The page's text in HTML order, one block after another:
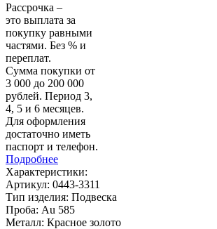
Рассрочка –
это выплата за
покупку равными
частями. Без % и
переплат.
Сумма покупки от
3 000 до 200 000
рублей. Период 3,
4, 5 и 6 месяцев.
Для оформления
достаточно иметь
паспорт и телефон.
Подробнее
Характеристики:
Артикул: 0443-3311
Тип изделия: Подвеска
Проба: Au 585
Металл: Красное золото